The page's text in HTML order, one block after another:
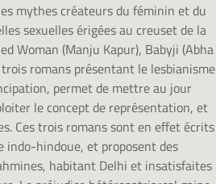
mythes créateurs du féminin et du
sexuelles érigées au creuset de la
Woman (Manju Kapur), Babyji (Abha
romans présentant le lesbianisme
permet de mettre au jour
le concept de représentation, et
Ces trois romans sont en effet écrits
hindoue, et proposent des
habitant Delhi et insatisfaites